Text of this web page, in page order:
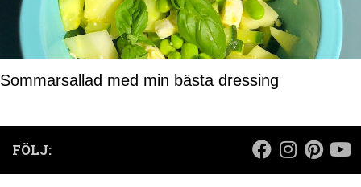
Sommarsallad med min bästa dressing
FÖLJ: